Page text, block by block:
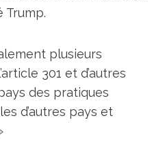
Trump.
plusieurs
301 et d’autres
des pratiques
d’autres pays et